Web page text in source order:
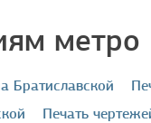
метро
Братиславской
печать